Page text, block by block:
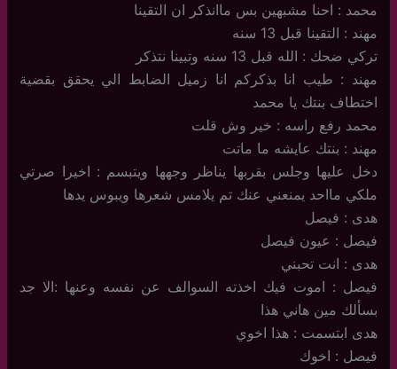
محمد : احنا مشبهين بس ماانذكر ان التقينا
مهند : التقينا قبل 13 سنه
تركي ضحك : الله قبل 13 سنه وتبينا نتذكر
مهند : طيب انا بذكركم انا زميل الضابط الي يحقق بقضية
اختطاف بنتك يا محمد
محمد رفع راسه : خير وش قلت
مهند : بنتك عايشه ما ماتت
دخل عليها وجلس بقربها يناظر وجهها ويتبسم : اخيرا صرتي
ملكي مااحد يمنعني عنك تم يلامس شعرها ويبوس يدها
هدى : فيصل
فيصل : عيون فيصل
هدى : انت تحبني
فيصل : اموت فيك اخذته السوالف عن نفسه وعنها :الا جد
بسألك مين هاني هذا
هدى ابتسمت : هذا اخوي
فيصل : اخوك